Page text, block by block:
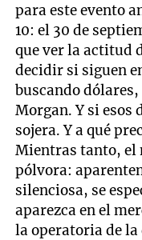
para este evento
10: el 30 de
que ver la actitud
decidir si siguen
buscando
Morgan. Y si esos
sojera. Y a qué
Mientras tanto, el
pólvora:
silenciosa, se
aparezca en el
la operatoria de la